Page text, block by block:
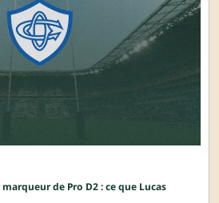
de Pro D2 : ce que Lucas